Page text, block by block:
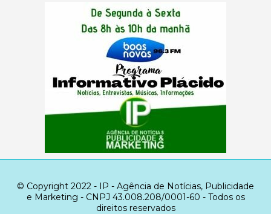
© Copyright 2022 - IP - Agência de Notícias, Publicidade
e Marketing - CNPJ 43.008.208/0001-60 - Todos os
direitos reservados